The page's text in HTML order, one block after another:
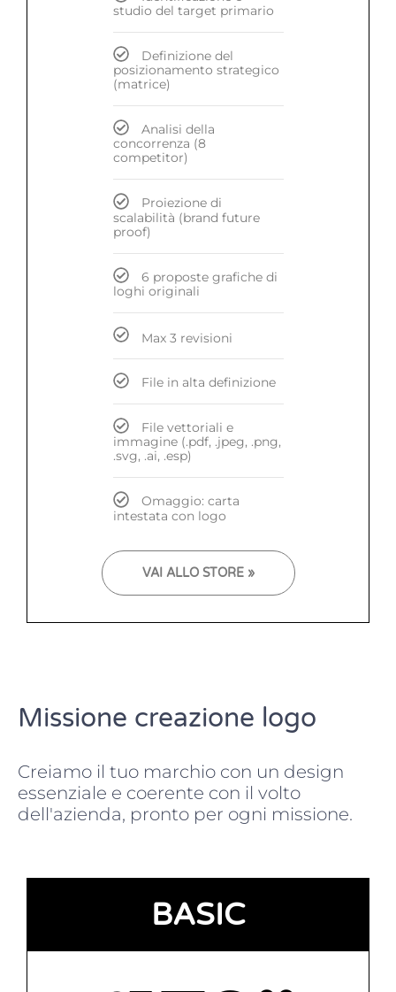
studio del target primario
Definizione del
posizionamento strategico
(matrice)
Analisi della
concorrenza (8
competitor)
Proiezione di
scalabilità (brand future
proof)
6 proposte grafiche di
loghi originali
Max 3 revisioni
File in alta definizione
File vettoriali e
immagine (.pdf, .jpeg, .png,
.svg, .ai, .esp)
Omaggio: carta
intestata con logo
VAI ALLO STORE »
Missione creazione logo
Creiamo il tuo marchio con un design
essenziale e coerente con il volto
dell'azienda, pronto per ogni missione.
BASIC